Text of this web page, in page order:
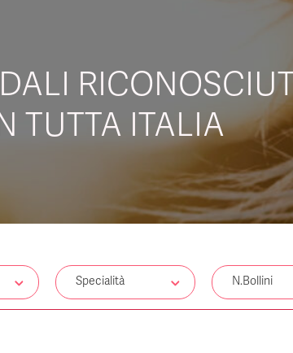
TUTTA ITALIA
Specialità N.Bollini